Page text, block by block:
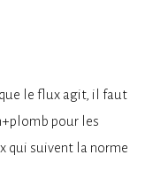
le flux agit, il faut
pour les
qui suivent la norme